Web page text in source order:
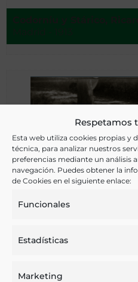
Respetamos
Esta web utiliza cookies propias y
técnica, para analizar nuestros
preferencias mediante un análisis
navegación. Puedes obtener la
de Cookies en el siguiente enlace:
Funcionales
Estadísticas
Marketing
[Oña] : [Truchas en el canal